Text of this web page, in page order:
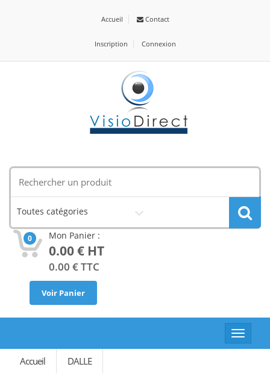
Accueil Contact
Inscription Connexion
Toutes catégories
0 Mon Panier :
0.00€ HT
0.00 € TTC
Voir Panier
Toggle
Accueil
DALLE